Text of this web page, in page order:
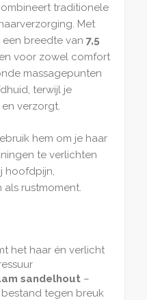
traditionele
Met
een breedte van 7,5
voor zowel comfort
massagepunten
terwijl je
verzorgt.
hem om je haar
te verlichten
hoofdpijn,
rustmoment.
het haar én verlicht
sandelhout –
tegen breuk